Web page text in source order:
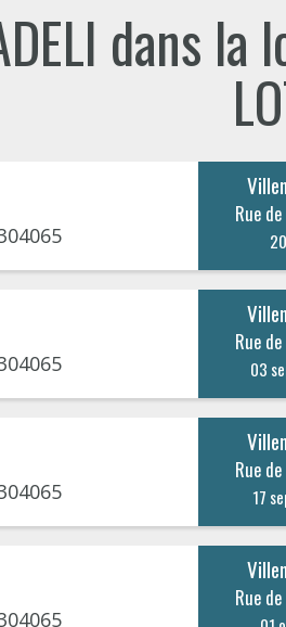
dans la
Rue
Rue
03
Rue
17
Rue